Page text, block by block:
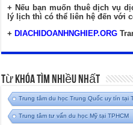
+ Nếu bạn muốn thuê dịch vụ
lý lịch thì có thể liên hệ đến với
+ DIACHIDOANHNGHIEP.ORG
Từ Khóa Tìm Nhiều Nhất
Trung tâm du học Trung Quốc uy tín tại
Trung tâm tư vấn du học Mỹ tại TPHCM